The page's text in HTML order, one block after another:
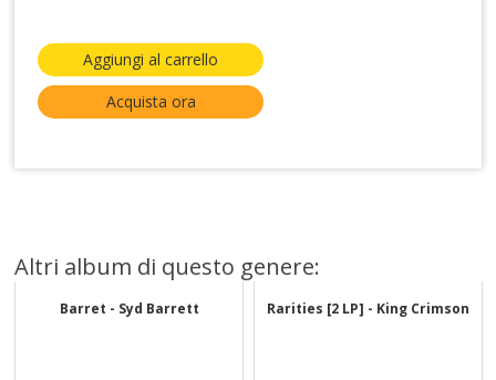
Aggiungi al carrello
Acquista ora
Altri album di questo genere:
Barret - Syd Barrett Rarities [2 LP] - King Crimson